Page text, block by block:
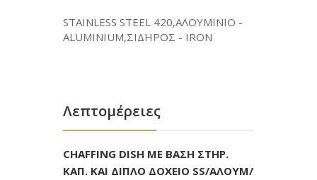
STAINLESS STEEL 420,ΑΛΟΥΜΙΝΙΟ -
ALUMINIUM,ΣΙΔΗΡΟΣ - IRON
Λεπτομέρειες
CHAFFING DISH ΜΕ ΒΑΣΗ ΣΤΗΡ.
ΚΑΠ. ΚΑΙ ΔΙΠΛΟ ΔΟΧΕΙΟ SS/ΑΛΟΥΜ/